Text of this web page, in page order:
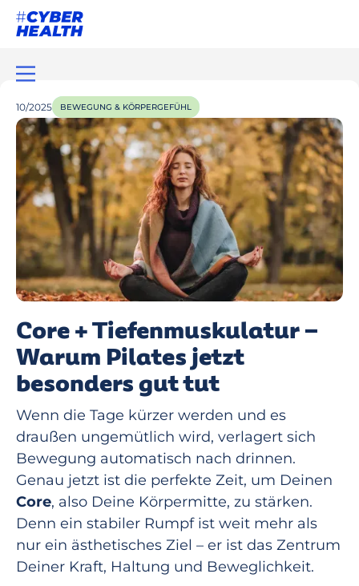
10/2025 BEWEGUNG & KÖRPERGEFÜHL
Core + Tiefenmuskulatur –
Warum Pilates jetzt
besonders gut tut
Wenn die Tage kürzer werden und es
draußen ungemütlich wird, verlagert sich
Bewegung automatisch nach drinnen.
Genau jetzt ist die perfekte Zeit, um Deinen
Core, also Deine Körpermitte, zu stärken.
Denn ein stabiler Rumpf ist weit mehr als
nur ein ästhetisches Ziel – er ist das Zentrum
Deiner Kraft, Haltung und Beweglichkeit.